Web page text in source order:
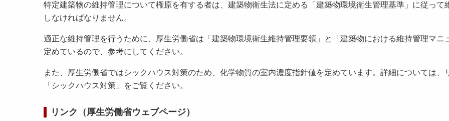
特定建築物の維持管理について権原を有する者は、建築物衛生法に定める「建築物環境衛生管理基準」に従って
しなければなりません。
適正な維持管理を行うために、厚生労働省は「建築物環境衛生維持管理要領」と「建築物における維持管理マニ
定めているので、参考にしてください。
また、厚生労働省ではシックハウス対策のため、化学物質の室内濃度指針値を定めています。詳細については、
「シックハウス対策」をご覧ください。
リンク（厚生労働省ウェブページ）